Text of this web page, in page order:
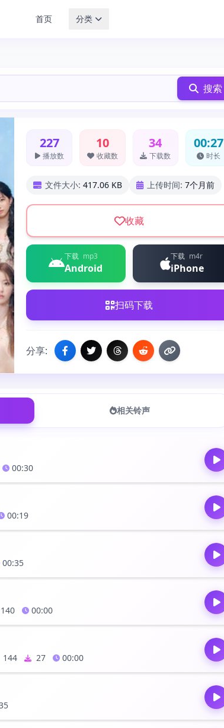
首页 分类
搜索
227
播放数
10
收藏数
34
下载数
00:27
时长
文件大小: 417.06 KB 上传时间: 7个月前
收藏
下载 mp3
Android
下载 m4r
iPhone
扫码下载
分享:
相关铃声
00:30
00:19
00:35
140 00:00
144 27 00:00